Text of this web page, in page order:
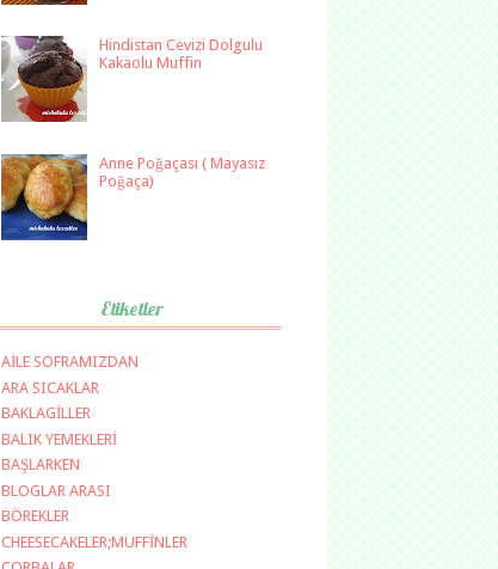
Hindistan Cevizi Dolgulu
Kakaolu Muffin
Anne Poğaçası ( Mayasız
Poğaça)
Etiketler
AİLE SOFRAMIZDAN
ARA SICAKLAR
BAKLAGİLLER
BALIK YEMEKLERİ
BAŞLARKEN
BLOGLAR ARASI
BÖREKLER
CHEESECAKELER;MUFFİNLER